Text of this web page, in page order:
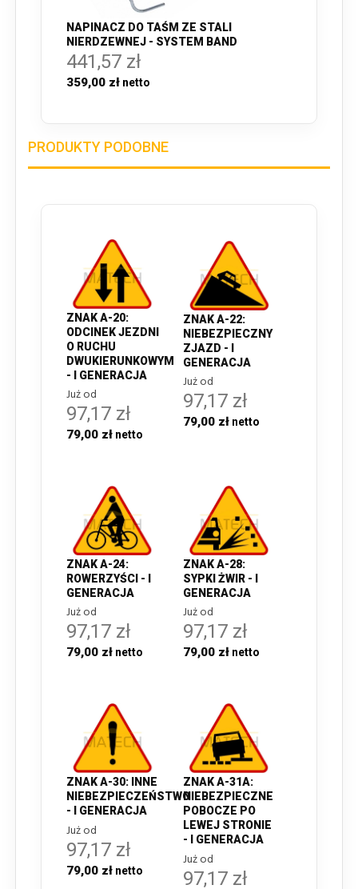
NAPINACZ DO TAŚM ZE STALI
NIERDZEWNEJ - SYSTEM BAND
441,57 zł
359,00 zł
PRODUKTY PODOBNE
ZNAK A-20:
ODCINEK JEZDNI
O RUCHU
DWUKIERUNKOWYM
- I GENERACJA
Już od
97,17 zł
79,00 zł
ZNAK A-22:
NIEBEZPIECZNY
ZJAZD - I
GENERACJA
Już od
97,17 zł
79,00 zł
ZNAK A-24:
ROWERZYŚCI - I
GENERACJA
Już od
97,17 zł
79,00 zł
ZNAK A-28:
SYPKI ŻWIR - I
GENERACJA
Już od
97,17 zł
79,00 zł
ZNAK A-30: INNE
NIEBEZPIECZEŃSTWO
- I GENERACJA
Już od
97,17 zł
79,00 zł
ZNAK A-31A:
NIEBEZPIECZNE
POBOCZE PO
LEWEJ STRONIE
- I GENERACJA
Już od
97,17 zł